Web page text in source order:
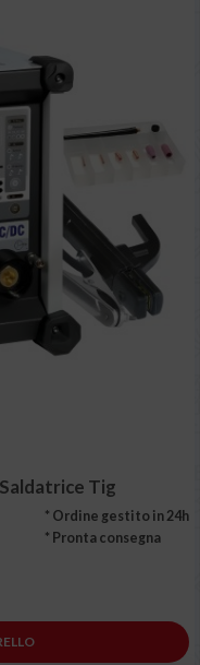
Tig
* Ordine gestito in 24h
* Pronta consegna